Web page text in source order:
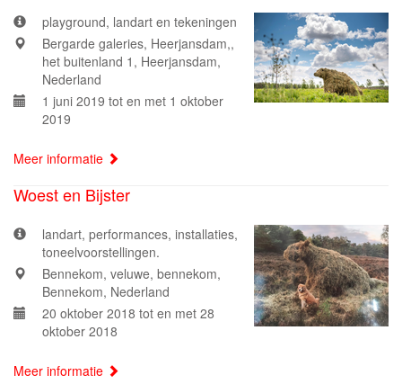
playground, landart en tekeningen
Bergarde galeries, Heerjansdam,,
het buitenland 1, Heerjansdam,
Nederland
1 juni 2019 tot en met 1 oktober
2019
Meer informatie
Woest en Bijster
landart, performances, installaties,
toneelvoorstellingen.
Bennekom, veluwe, bennekom,
Bennekom, Nederland
20 oktober 2018 tot en met 28
oktober 2018
Meer informatie